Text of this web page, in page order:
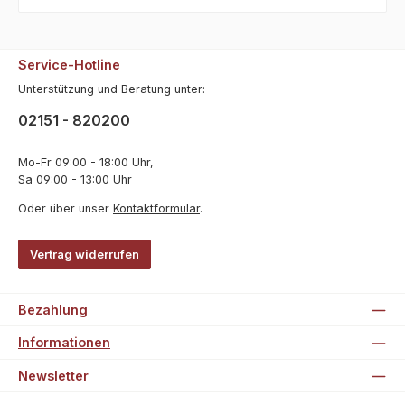
Service-Hotline
Unterstützung und Beratung unter:
02151 - 820200
Mo-Fr 09:00 - 18:00 Uhr,
Sa 09:00 - 13:00 Uhr
Oder über unser Kontaktformular.
Vertrag widerrufen
Bezahlung
Informationen
Newsletter